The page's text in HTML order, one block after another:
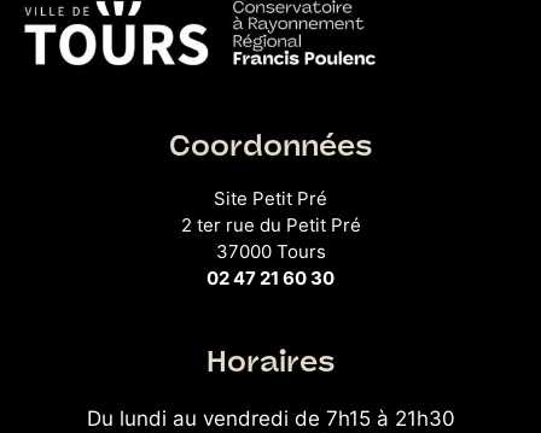
Coordonnées
Site Petit Pré
2 ter rue du Petit Pré
37000 Tours
02 47 21 60 30
Horaires
Du lundi au vendredi de 7h15 à 21h30